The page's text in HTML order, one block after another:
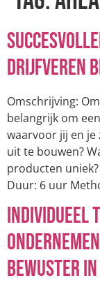
drijfveren
Omschrijving:
belangrijk om
waarvoor jij en je
uit te bouwen?
producten
Duur: 6 uur
Individueel
bewuster